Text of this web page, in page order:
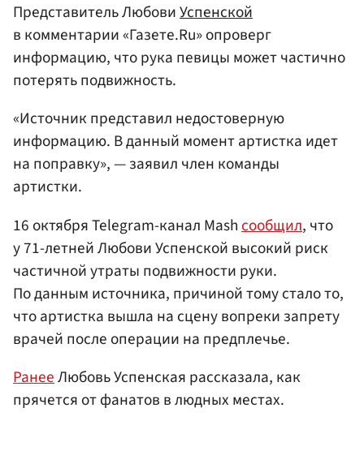
Представитель ЛюбовиУспенской
в комментарии «Газете.Ru» опроверг
информацию, что рука певицы может частично
потерять подвижность.
«Источник представил недостоверную
информацию. В данный момент артистка идет
на поправку», — заявил член команды
артистки.
16 октября Telegram-канал Mash сообщил, что
у 71-летней Любови Успенской высокий риск
частичной утраты подвижности руки.
По данным источника, причиной тому стало то,
что артистка вышла на сцену вопреки запрету
врачей после операции на предплечье.
РанееЛюбовь Успенская рассказала, как
прячется от фанатов в людных местах.